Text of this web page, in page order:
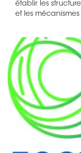
établir les
et les